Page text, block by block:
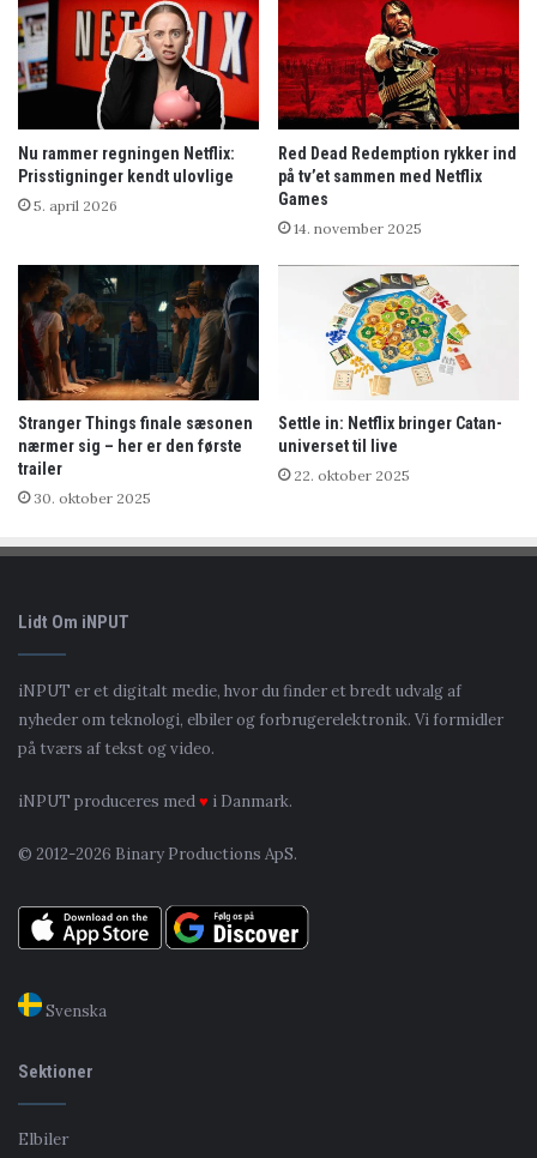
Nu rammer regningen Netflix:
Prisstigninger kendt ulovlige
5. april 2026
Red Dead Redemption rykker ind
på tv’et sammen med Netflix
Games
14. november 2025
Stranger Things finale sæsonen
nærmer sig – her er den første
trailer
30. oktober 2025
Settle in: Netflix bringer Catan-
universet til live
22. oktober 2025
Lidt Om iNPUT
iNPUT er et digitalt medie, hvor du finder et bredt udvalg af
nyheder om teknologi, elbiler og forbrugerelektronik. Vi formidler
på tværs af tekst og video.
iNPUT produceres med♥ i Danmark.
© 2012-2026 Binary Productions ApS.
Svenska
Sektioner
Elbiler